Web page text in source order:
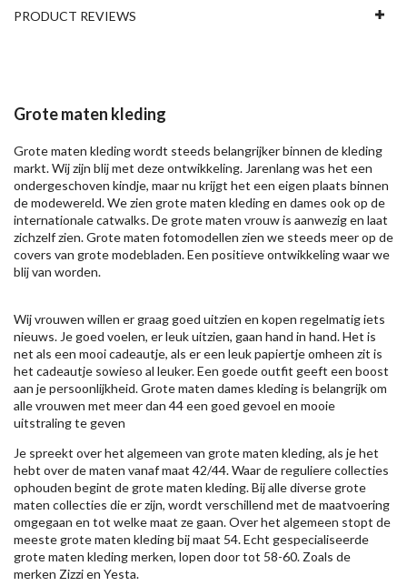
PRODUCT REVIEWS
Grote maten kleding
Grote maten kleding wordt steeds belangrijker binnen de kleding
markt. Wij zijn blij met deze ontwikkeling. Jarenlang was het een
ondergeschoven kindje, maar nu krijgt het een eigen plaats binnen
de modewereld. We zien grote maten kleding en dames ook op de
internationale catwalks. De grote maten vrouw is aanwezig en laat
zichzelf zien. Grote maten fotomodellen zien we steeds meer op de
covers van grote modebladen. Een positieve ontwikkeling waar we
blij van worden.
Wij vrouwen willen er graag goed uitzien en kopen regelmatig iets
nieuws. Je goed voelen, er leuk uitzien, gaan hand in hand. Het is
net als een mooi cadeautje, als er een leuk papiertje omheen zit is
het cadeautje sowieso al leuker. Een goede outfit geeft een boost
aan je persoonlijkheid. Grote maten dames kleding is belangrijk om
alle vrouwen met meer dan 44 een goed gevoel en mooie
uitstraling te geven
Je spreekt over het algemeen van grote maten kleding, als je het
hebt over de maten vanaf maat 42/44. Waar de reguliere collecties
ophouden begint de grote maten kleding. Bij alle diverse grote
maten collecties die er zijn, wordt verschillend met de maatvoering
omgegaan en tot welke maat ze gaan. Over het algemeen stopt de
meeste grote maten kleding bij maat 54. Echt gespecialiseerde
grote maten kleding merken, lopen door tot 58-60. Zoals de
merken Zizzien Yesta.